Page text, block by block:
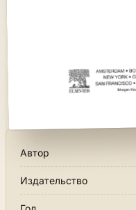
Автор
Издательство